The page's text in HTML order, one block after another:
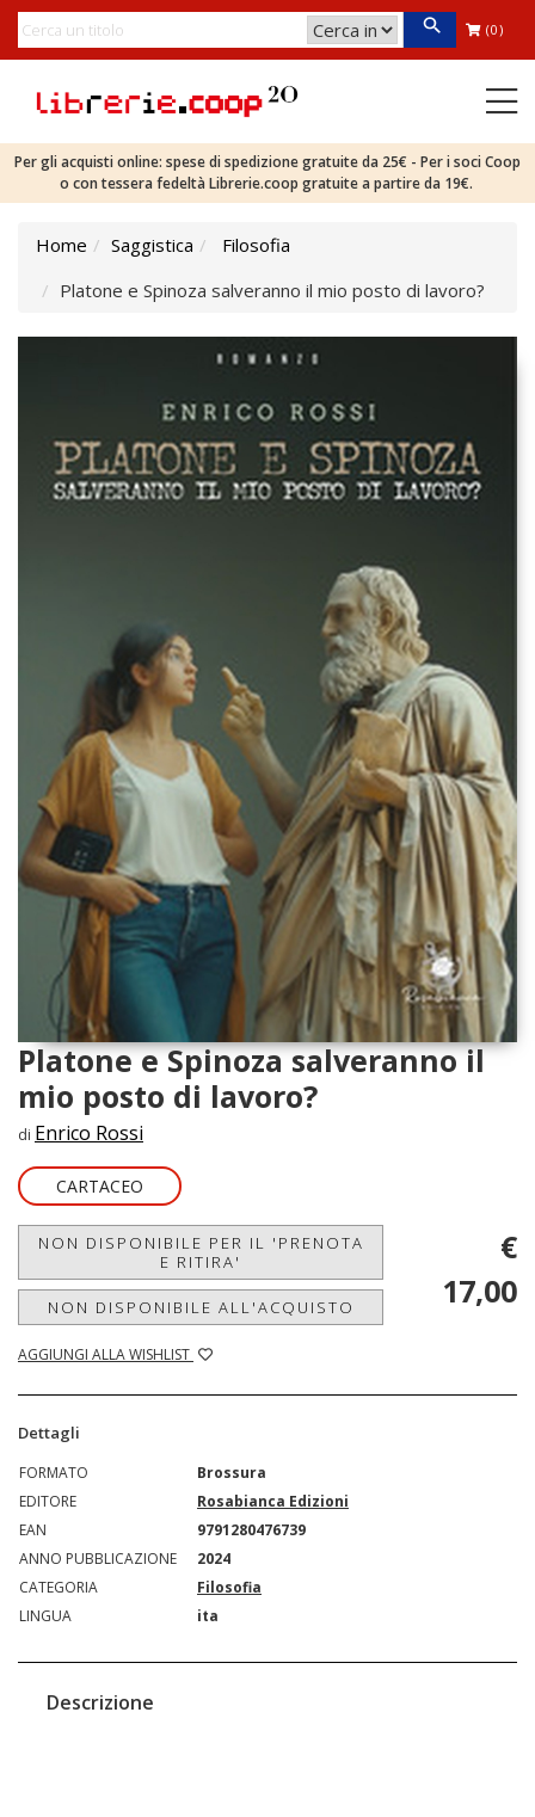
(0)
Per gli acquisti online: spese di spedizione gratuite da 25€ - Per i soci Coop
o con tessera fedeltà Librerie.coop gratuite a partire da 19€.
Home Saggistica
Filosofia
Platone e Spinoza salveranno il mio posto di lavoro?
Platone e Spinoza salveranno il
mio posto di lavoro?
di Enrico Rossi
CARTACEO
NON DISPONIBILE PER IL 'PRENOTA
E RITIRA'
NON DISPONIBILE ALL'ACQUISTO
AGGIUNGI ALLA WISHLIST
€
17,00
Dettagli
FORMATO
Brossura
EDITORE
Rosabianca Edizioni
EAN
9791280476739
ANNO PUBBLICAZIONE
2024
CATEGORIA
Filosofia
LINGUA
ita
Descrizione